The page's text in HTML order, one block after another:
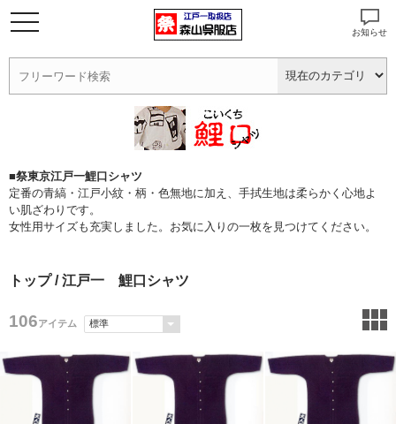
お知らせ
■祭東京江戸一鯉口シャツ
定番の青縞・江戸小紋・柄・色無地に加え、手拭生地は柔らかく心地よ
い肌ざわりです。
女性用サイズも充実しました。お気に入りの一枚を見つけてください。
トップ/ 江戸一 鯉口シャツ
106アイテム